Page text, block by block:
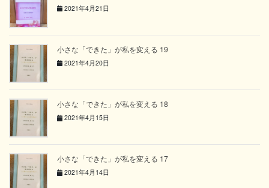
2021年4月21日
小さな「できた」が私を変える 19
2021年4月20日
小さな「できた」が私を変える 18
2021年4月15日
小さな「できた」が私を変える 17
2021年4月14日